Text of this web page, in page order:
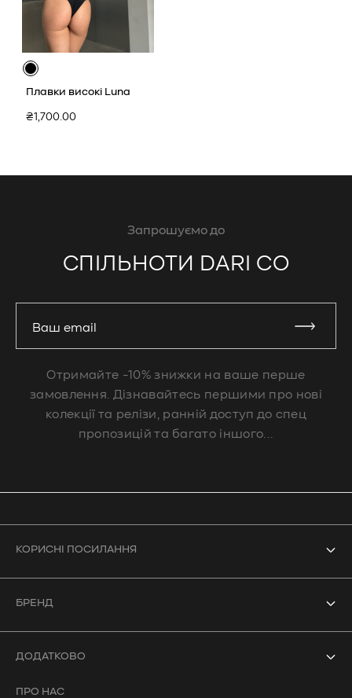
Плавки високі Luna
Звичайна
₴1,700.00
Запрошуємо до
СПІЛЬНОТИ DARI CO
Ваш email
Отримайте -10% знижки на ваше перше
замовлення. Дізнавайтесь першими про нові
колекції та релізи, ранній доступ до спец
пропозицій та багато іншого...
ПРО НАС
КОРИСНІ ПОСИЛАННЯ
Купальники
БРЕНД
ДОДАТКОВО